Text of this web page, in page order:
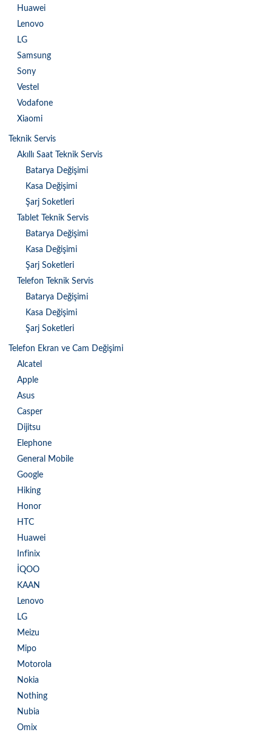
Huawei
Lenovo
LG
Samsung
Sony
Vestel
Vodafone
Xiaomi
Teknik Servis
Akıllı Saat Teknik Servis
Batarya Değişimi
Kasa Değişimi
Şarj Soketleri
Tablet Teknik Servis
Batarya Değişimi
Kasa Değişimi
Şarj Soketleri
Telefon Teknik Servis
Batarya Değişimi
Kasa Değişimi
Şarj Soketleri
Telefon Ekran ve Cam Değişimi
Alcatel
Apple
Asus
Casper
Dijitsu
Elephone
General Mobile
Google
Hiking
Honor
HTC
Huawei
Infinix
İQOO
KAAN
Lenovo
LG
Meizu
Mipo
Motorola
Nokia
Nothing
Nubia
Omix